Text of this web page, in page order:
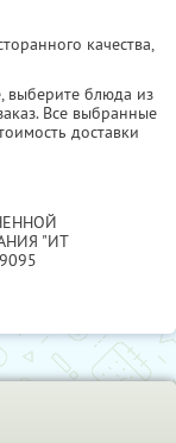
качества,
выберите блюда из
Все выбранные
доставки
"ИТ